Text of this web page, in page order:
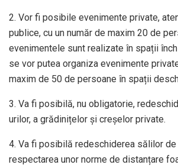
2. Vor fi posibile evenimente private,
publice, cu un număr de maxim 20 de
evenimentele sunt realizate în spații
se vor putea organiza evenimente
maxim de 50 de persoane în spații
3. Va fi posibilă, nu obligatorie,
urilor, a grădinițelor și creșelor private.
4. Va fi posibilă redeschiderea sălilor
respectarea unor norme de distanțare